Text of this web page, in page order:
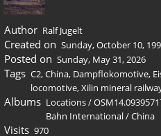
Author Ralf Jugelt
Created on Sunday, October 10,
Posted on Sunday, May 31, 2026
Tags C2,China, Dampflokomotive,
locomotive,Xilin mineral
Albums Locations/
Bahn International/China
Visits 970